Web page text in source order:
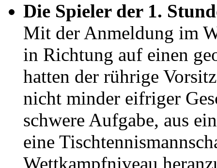
Die Spieler der 1.
Mit der Anmeldung im
in Richtung auf einen
hatten der rührige
nicht minder eifriger
schwere Aufgabe, aus
eine
Wettkampfniveau